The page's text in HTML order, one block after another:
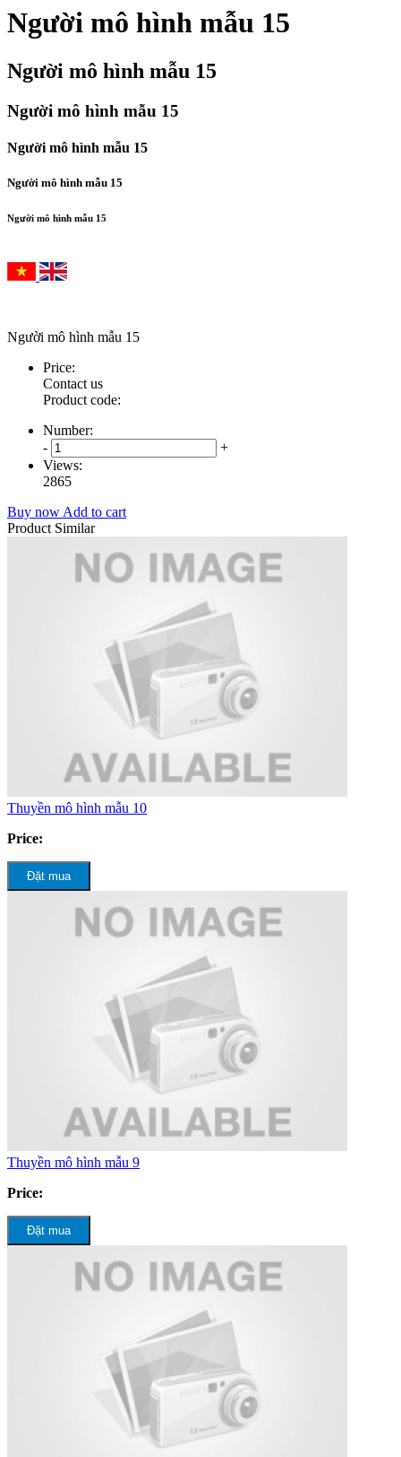
Người mô hình mẫu 15
Người mô hình mẫu 15
Người mô hình mẫu 15
Người mô hình mẫu 15
Người mô hình mẫu 15
Người mô hình mẫu 15
Người mô hình mẫu 15
Price:
Contact us
Product code:
Number:
-
+
Views:
2865
Buy now Add to cart
Product Similar
Thuyền mô hình mẫu 10
Price:
Đặt mua
Thuyền mô hình mẫu 9
Price:
Đặt mua